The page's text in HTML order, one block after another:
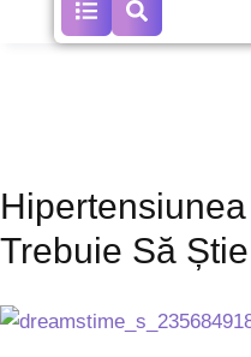
Trebuie Să